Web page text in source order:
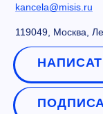
kancela@misis.ru
119049, Москва,